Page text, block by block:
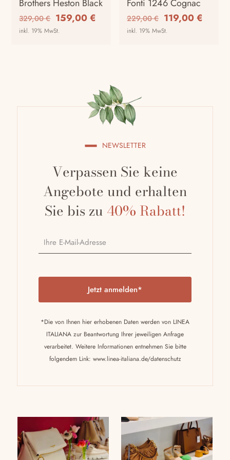
Produktseite
gewählt
werden
gewählt
werden
Brothers Heston Black
329,00€ Ursprünglicher
Preis
159,00€ Aktueller
inkl. 19% MwSt.
Fonti 1246 Cognac
229,00€ Ursprünglicher
Preis
119,00€
inkl. 19% MwSt.
Varianten
auf.
Die
können
der
Produktseite
gewählt
werden
NEWSLETTER
Verpassen Sie keine
Angebote und erhalten
Sie bis zu 40% Rabatt!
v
i
s
*Die von Ihnen hier erhobenen Daten werden von LINEA
ITALIANA zur Beantwortung Ihrer jeweiligen Anfrage
verarbeitet. Weitere Informationen entnehmen Sie bitte
folgendem Link: www.linea-italiana.de/datenschutz